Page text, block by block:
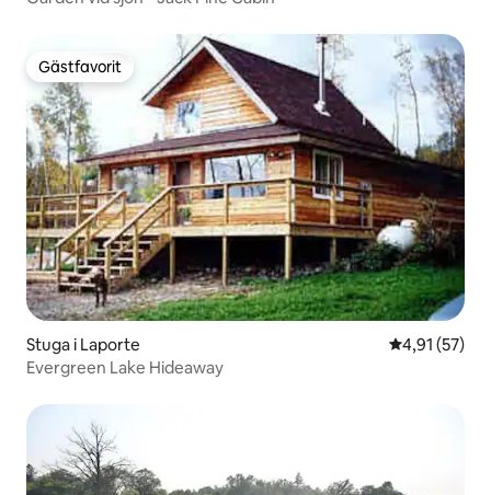
Gästfavorit
Gästfavorit
Stuga i Laporte 4,91 av 5 i
4,91 (57)
Evergreen Lake Hideaway